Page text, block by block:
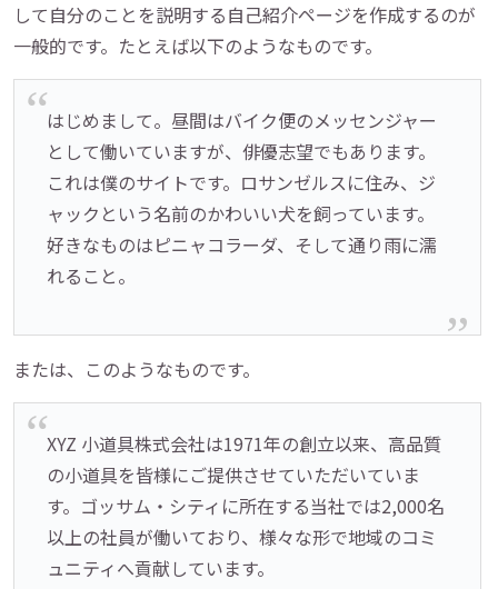
して自分のことを説明する自己紹介ページを作成するのが
一般的です。たとえば以下のようなものです。
はじめまして。昼間はバイク便のメッセンジャー
として働いていますが、俳優志望でもあります。
これは僕のサイトです。ロサンゼルスに住み、ジ
ャックという名前のかわいい犬を飼っています。
好きなものはピニャコラーダ、そして通り雨に濡
れること。
または、このようなものです。
XYZ 小道具株式会社は1971年の創立以来、高品質
の小道具を皆様にご提供させていただいていま
す。ゴッサム・シティに所在する当社では2,000名
以上の社員が働いており、様々な形で地域のコミ
ュニティへ貢献しています。